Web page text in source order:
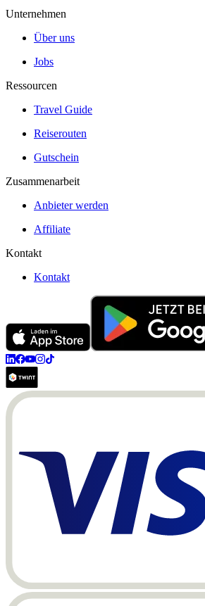
Unternehmen
Über uns
Jobs
Ressourcen
Travel Guide
Reiserouten
Gutschein
Zusammenarbeit
Anbieter werden
Affiliate
Kontakt
Kontakt